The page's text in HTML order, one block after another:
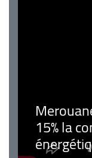
15% la